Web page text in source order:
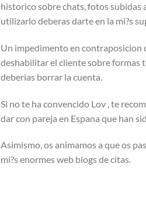
historico sobre chats, fotos subidas
utilizarlo deberas darte en la mi?s
Un impedimento en contraposicion
deshabilitar el cliente sobre formas
deberias borrar la cuenta.
Si no te ha convencido Lov , te
dar con pareja en Espana que han
Asimismo, os animamos a que os
mi?s enormes web blogs de citas.